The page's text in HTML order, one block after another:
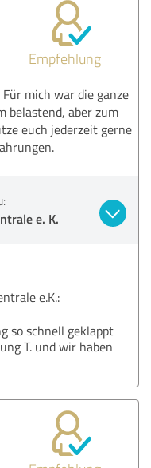
Empfehlung
mich war die ganze
belastend, aber zum
euch jederzeit gerne
e. K.
e.K.:
so schnell geklappt
T. und wir haben